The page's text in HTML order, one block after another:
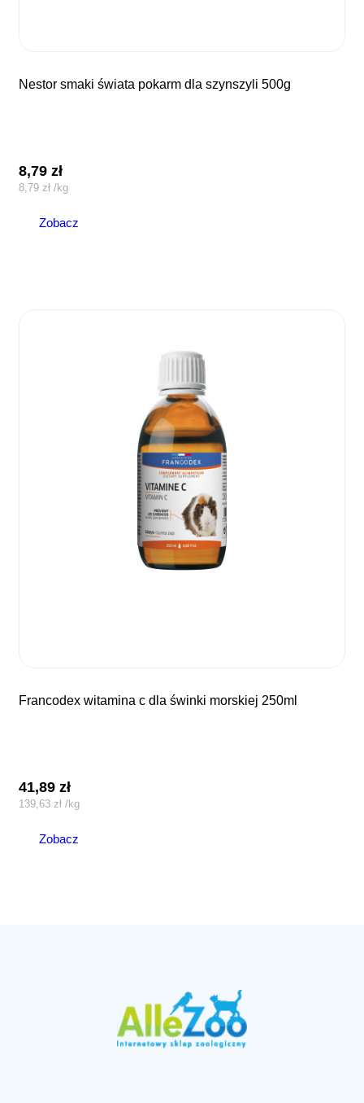
nestor smaki świata pokarm dla szynszyli 500g
8,79zł
8,79zł /kg
Zobacz
francodex witamina c dla świnki morskiej 250ml
41,89zł
139,63zł /kg
Zobacz